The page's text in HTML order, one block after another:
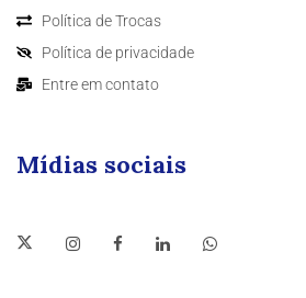
Política de Trocas
Política de privacidade
Entre em contato
Mídias sociais